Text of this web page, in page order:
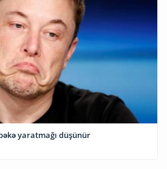
yaratmağı düşünür